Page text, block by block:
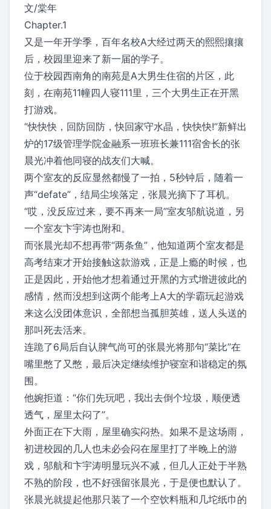
文/棠年
Chapter.1
又是一年开学季，百年名校A大经过两天的熙熙攘攘
后，校园里迎来了新一届的学子。
位于校园西南角的南苑是A大男生住宿的片区，此
刻，在南苑11幢四人寝111里，三个大男生正在开黑
打游戏。
“快快快，回防回防，快回家守水晶，快快快!”新鲜出
炉的17级管理学院金融系一班班长兼111宿舍长的张
晨光冲着他同寝的战友们大喊。
两个室友的反应显然都慢了一拍，5秒钟后，随着一
声“defate”，结局尘埃落定，张晨光摘下了耳机。
“哎，没反应过来，要不再来一局”室友邬航说道，另
一个室友卞宇涛也附和。
而张晨光却不想再带“两条鱼”，他知道两个室友都是
高考结束才开始接触这款游戏，正是上瘾的时候，也
正是因此，开始他才想着通过开黑的方式增进彼此的
感情，然而没想到这两个能考上A大的学霸玩起游戏
来这么没团体意识，全部想当孤胆英雄，送人头送的
那叫死去活来。
连跪了6局后自认脾气尚可的张晨光将那句“菜比”在
嘴里憋了又憋，最后决定继续维护寝室和谐稳定的氛
围。
他婉拒道：“你们先玩吧，我出去倒个垃圾，顺便透
透气，屋里太闷了”。
外面正在下大雨，屋里确实闷热。如果不是这场雨，
初进校园的几人也未必会闷在屋里打了半晚上的游
戏，邬航和卞宇涛明显玩兴不减，但几人正处于半熟
不熟的阶段，也不好强留张晨光，于是便也默认了。
张晨光就提起他那只装了一个空饮料瓶和几坨纸巾的